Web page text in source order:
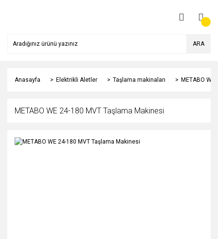
ARA
Anasayfa Elektrikli Aletler Taşlama makinaları METABO
METABO WE 24-180 MVT Taşlama Makinesi